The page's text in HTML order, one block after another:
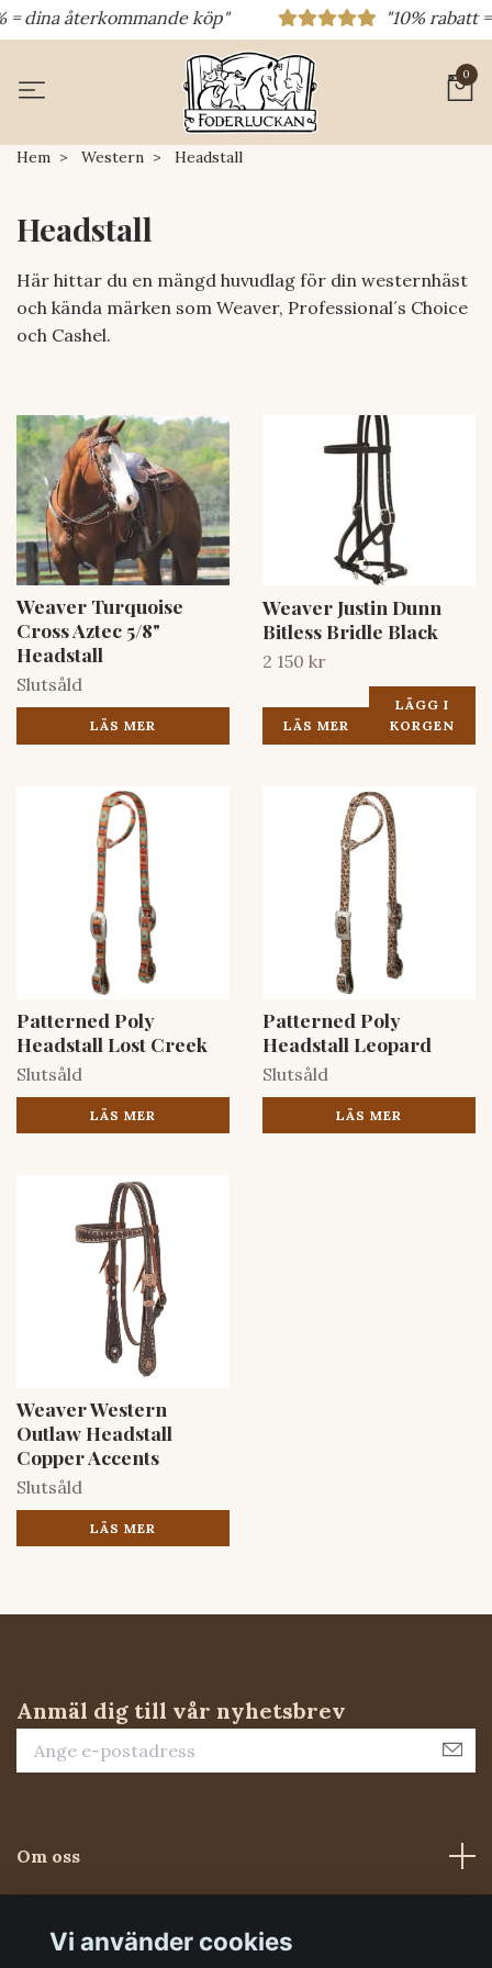
dina återkommande köp" "10% rabatt =
0
Hem Western Headstall
Headstall
Här hittar du en mängd huvudlag för din westernhäst
och kända märken som Weaver, Professional´s Choice
och Cashel.
Weaver Turquoise
Cross Aztec 5/8"
Headstall
Slutsåld
LÄS MER
Weaver Justin Dunn
Bitless Bridle Black
2 150 kr
LÄS MER
LÄGG I
KORGEN
Patterned Poly
Headstall Lost Creek
Slutsåld
LÄS MER
Patterned Poly
Headstall Leopard
Slutsåld
LÄS MER
Weaver Western
Outlaw Headstall
Copper Accents
Slutsåld
LÄS MER
Anmäl dig till vår nyhetsbrev
Om oss
Vi använder cookies